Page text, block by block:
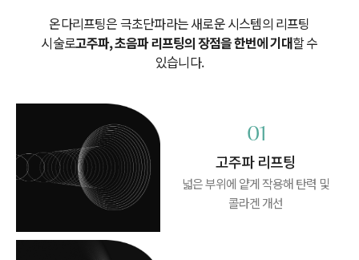
온다리프팅은 극초단파라는 새로운 시스템의 리프팅
시술로고주파, 초음파 리프팅의 장점을 한번에 기대할 수
있습니다.
01
고주파 리프팅
넓은 부위에 얕게 작용해탄력 및
콜라겐 개선